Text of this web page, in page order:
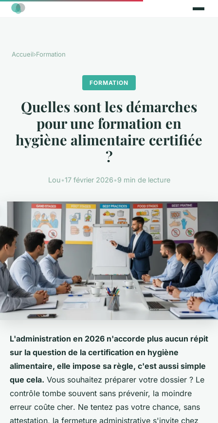
Accueil›Formation
FORMATION
Quelles sont les démarches
pour une formation en
hygiène alimentaire certifiée
?
Lou•17 février 2026•9 min de lecture
L'administration en 2026 n'accorde plus aucun répit
sur la question de la certification en hygiène
alimentaire, elle impose sa règle, c'est aussi simple
que cela. Vous souhaitez préparer votre dossier ? Le
contrôle tombe souvent sans prévenir, la moindre
erreur coûte cher. Ne tentez pas votre chance, sans
attestation, la fermeture administrative s'invite chez